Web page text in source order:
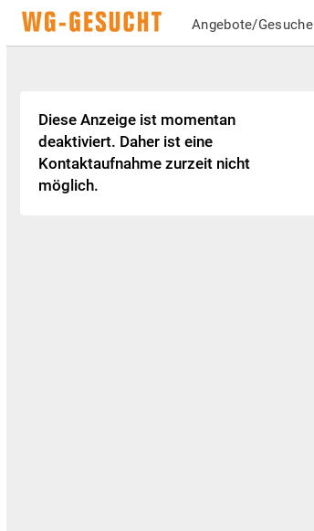
Angebote/Gesuche
Diese Anzeige ist momentan
deaktiviert. Daher ist eine
Kontaktaufnahme zurzeit nicht
möglich.